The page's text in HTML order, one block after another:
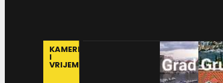
KAMERE
I
VRIJEME